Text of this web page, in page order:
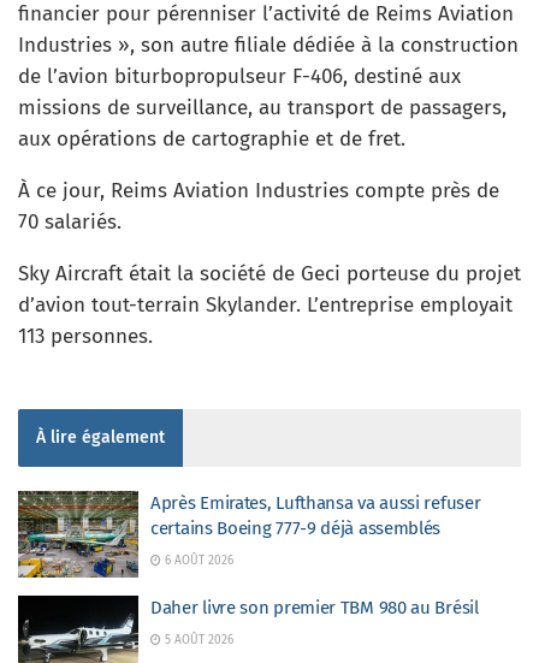
financier pour pérenniser l’activité de Reims Aviation
Industries », son autre filiale dédiée à la construction
de l’avion biturbopropulseur F-406, destiné aux
missions de surveillance, au transport de passagers,
aux opérations de cartographie et de fret.
À ce jour, Reims Aviation Industries compte près de
70 salariés.
Sky Aircraft était la société de Geci porteuse du projet
d’avion tout-terrain Skylander. L’entreprise employait
113 personnes.
À lire également
Après Emirates, Lufthansa va aussi refuser
certains Boeing 777-9 déjà assemblés
6 AOÛT 2026
Daher livre son premier TBM 980 au Brésil
5 AOÛT 2026